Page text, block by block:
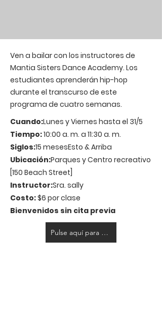
Ven a bailar con los instructores de
Mantia Sisters Dance Academy. Los
estudiantes aprenderán hip-hop
durante el transcurso de este
programa de cuatro semanas.
Cuando:Lunes y Viernes hasta el 31/5
Tiempo:10:00 a. m. a 11:30 a. m.
Siglos:15 mesesEsto & Arriba
Ubicación:Parques y Centro recreativo
[150 Beach Street]
Instructor:Sra. sally
Costo:$6 por clase
Bienvenidos sin cita previa
Pulse aquí para registrarse